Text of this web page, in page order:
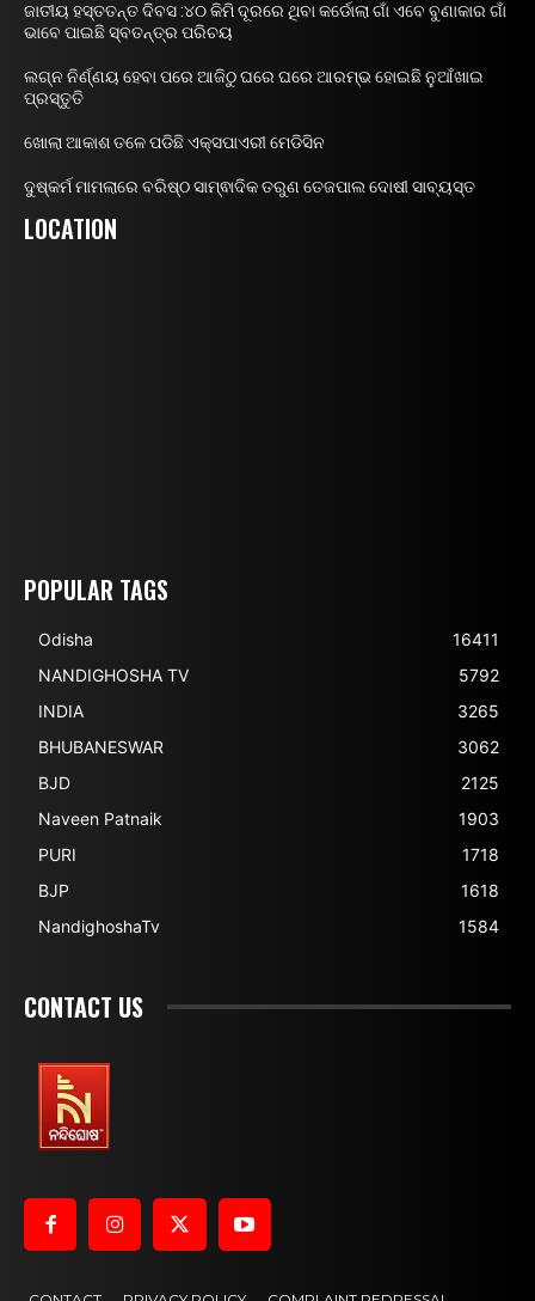
ଜାତୀୟ ହସ୍ତତନ୍ତ ଦିବସ :୪୦ କିମି ଦୂରରେ ଥିବା କର୍ଡୋଲା ଗାଁ ଏବେ ବୁଣାକାର ଗାଁ
ଭାବେ ପାଇଛି ସ୍ବତନ୍ତ୍ର ପରିଚୟ
ଲଗ୍ନ ନିର୍ଣ୍ଣୟ ହେବା ପରେ ଆଜିଠୁ ଘରେ ଘରେ ଆରମ୍ଭ ହୋଇଛି ନୁଆଁଖାଇ
ପ୍ରସ୍ତୁତି
ଖୋଲା ଆକାଶ ତଳେ ପଡିଛି ଏକ୍ସପାଏରୀ ମେଡିସିନ
ଦୁଷ୍କର୍ମ ମାମଲାରେ ବରିଷ୍ଠ ସାମ୍ଵାଦିକ ତରୁଣ ତେଜପାଲ ଦୋଷୀ ସାବ୍ୟସ୍ତ
LOCATION
POPULAR TAGS
Odisha
16411
NANDIGHOSHA TV
5792
INDIA
3265
BHUBANESWAR
3062
BJD
2125
Naveen Patnaik
1903
PURI
1718
BJP
1618
NandighoshaTv
1584
CONTACT US